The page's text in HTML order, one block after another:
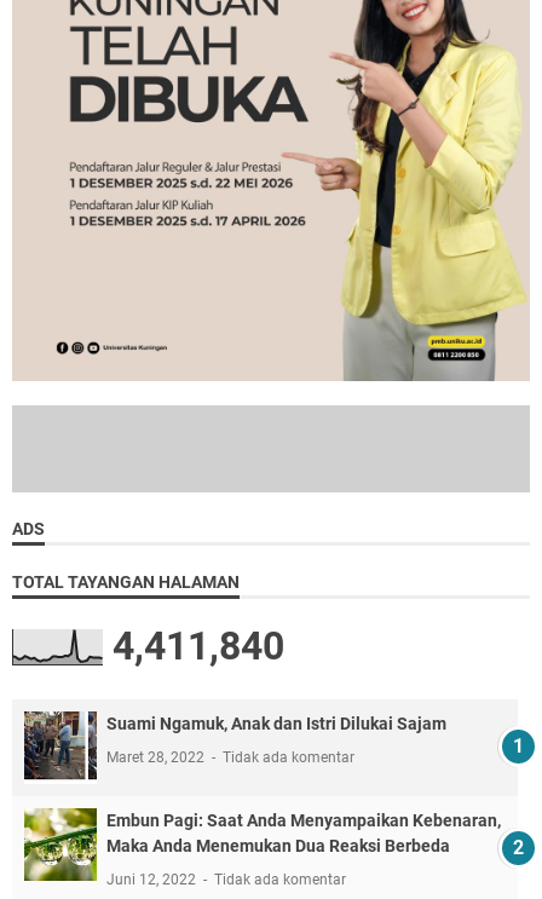
ADS
TOTAL TAYANGAN HALAMAN
4,411,840
Suami Ngamuk, Anak dan Istri Dilukai Sajam
Maret 28, 2022 Tidak ada komentar
Embun Pagi: Saat Anda Menyampaikan Kebenaran,
Maka Anda Menemukan Dua Reaksi Berbeda
Juni 12, 2022 Tidak ada komentar